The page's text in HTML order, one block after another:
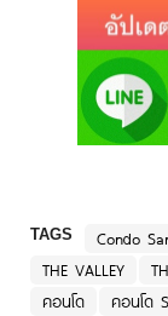
TAGS Condo
THE VALLEY
คอนโด
คอนโด